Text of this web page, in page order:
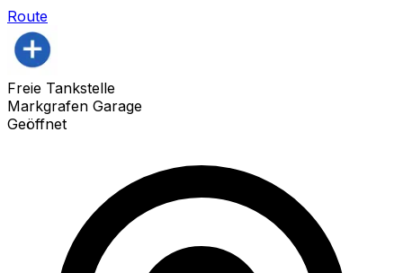
Route
Freie Tankstelle
Markgrafen Garage
Geöffnet